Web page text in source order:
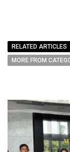
RELATED ARTICLES
MORE FROM